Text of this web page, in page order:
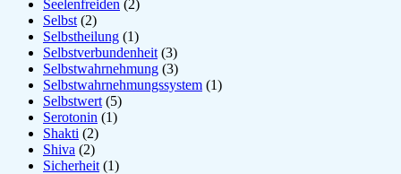
Seelenfreiden (2)
Selbst (2)
Selbstheilung (1)
Selbstverbundenheit (3)
Selbstwahrnehmung (3)
Selbstwahrnehmungssystem (1)
Selbstwert (5)
Serotonin (1)
Shakti (2)
Shiva (2)
Sicherheit (1)